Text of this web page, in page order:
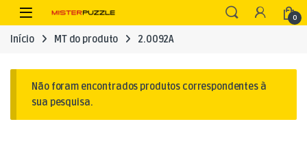
Skip to navigation
Skip to content
Open 0
Início MT do produto 2.0092A
Não foram encontrados produtos correspondentes à
sua pesquisa.